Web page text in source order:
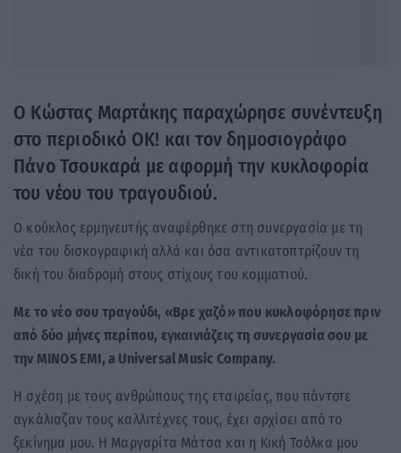
Ο Κώστας Μαρτάκης παραχώρησε συνέντευξη
στο περιοδικό ΟΚ! και τον δημοσιογράφο
Πάνο Τσουκαρά με αφορμή την κυκλοφορία
του νέου του τραγουδιού.
Ο κούκλος ερμηνευτής αναφέρθηκε στη συνεργασία με τη
νέα του δισκογραφική αλλά και όσα αντικατοπτρίζουν τη
δική του διαδρομή στους στίχους του κομματιού.
Με το νέο σου τραγούδι, «Βρε χαζό» που κυκλοφόρησε πριν
από δύο μήνες περίπου, εγκαινιάζεις τη συνεργασία σου με
την MINOS EMI, a Universal Music Company.
Η σχέση με τους ανθρώπους της εταιρείας, που πάντοτε
αγκάλιαζαν τους καλλιτέχνες τους, έχει αρχίσει από το
ξεκίνημα μου. Η Μαργαρίτα Μάτσα και η Κική Τσόλκα μου